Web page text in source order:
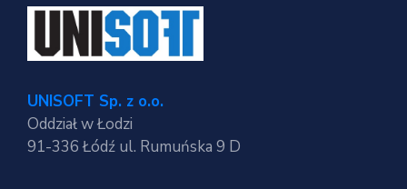
UNISOFT Sp. z o.o.
Oddział w Łodzi
91-336 Łódź ul. Rumuńska 9 D